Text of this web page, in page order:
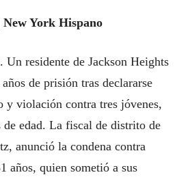
New York Hispano
Un residente de Jackson Heights
de prisión tras declararse
y violación contra tres jóvenes,
de edad. La fiscal de distrito de
anunció la condena contra
años, quien sometió a sus